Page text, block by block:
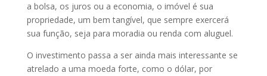
a bolsa, os juros ou a economia, o imóvel é sua
propriedade, um bem tangível, que sempre exercerá
sua função, seja para moradia ou renda com aluguel.
O investimento passa a ser ainda mais interessante se
atrelado a uma moeda forte, como o dólar, por